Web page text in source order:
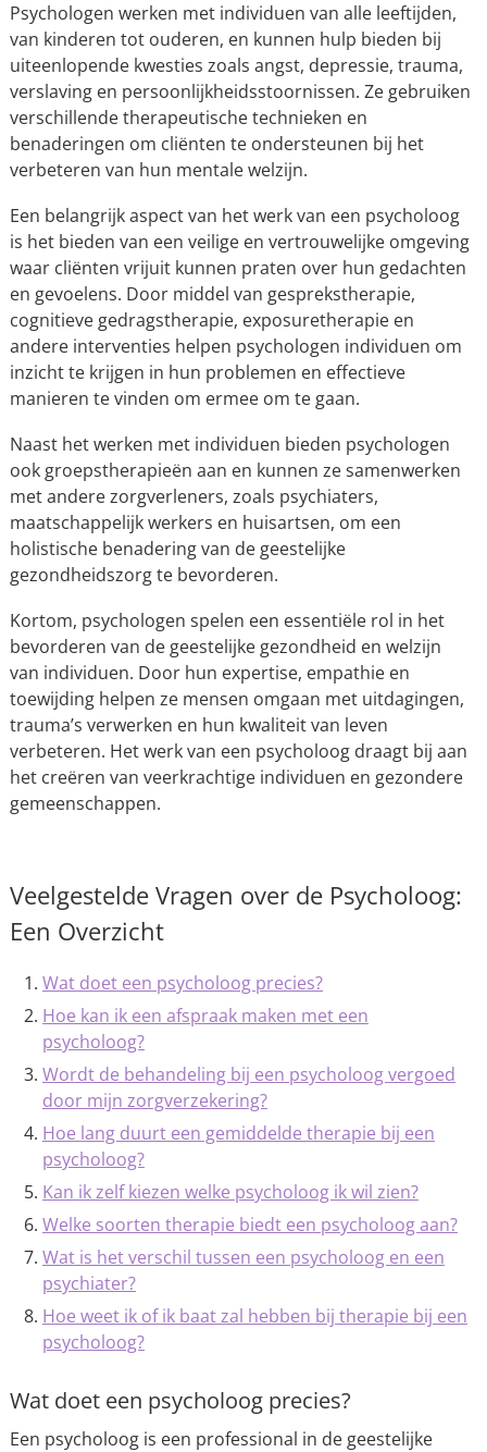
Psychologen werken met individuen van alle leeftijden,
van kinderen tot ouderen, en kunnen hulp bieden bij
uiteenlopende kwesties zoals angst, depressie, trauma,
verslaving en persoonlijkheidsstoornissen. Ze gebruiken
verschillende therapeutische technieken en
benaderingen om cliënten te ondersteunen bij het
verbeteren van hun mentale welzijn.
Een belangrijk aspect van het werk van een psycholoog
is het bieden van een veilige en vertrouwelijke omgeving
waar cliënten vrijuit kunnen praten over hun gedachten
en gevoelens. Door middel van gesprekstherapie,
cognitieve gedragstherapie, exposuretherapie en
andere interventies helpen psychologen individuen om
inzicht te krijgen in hun problemen en effectieve
manieren te vinden om ermee om te gaan.
Naast het werken met individuen bieden psychologen
ook groepstherapieën aan en kunnen ze samenwerken
met andere zorgverleners, zoals psychiaters,
maatschappelijk werkers en huisartsen, om een
holistische benadering van de geestelijke
gezondheidszorg te bevorderen.
Kortom, psychologen spelen een essentiële rol in het
bevorderen van de geestelijke gezondheid en welzijn
van individuen. Door hun expertise, empathie en
toewijding helpen ze mensen omgaan met uitdagingen,
trauma’s verwerken en hun kwaliteit van leven
verbeteren. Het werk van een psycholoog draagt bij aan
het creëren van veerkrachtige individuen en gezondere
gemeenschappen.
Veelgestelde Vragen over de Psycholoog:
Een Overzicht
Wat doet een psycholoog precies?
Hoe kan ik een afspraak maken met een
psycholoog?
Wordt de behandeling bij een psycholoog vergoed
door mijn zorgverzekering?
Hoe lang duurt een gemiddelde therapie bij een
psycholoog?
Kan ik zelf kiezen welke psycholoog ik wil zien?
Welke soorten therapie biedt een psycholoog aan?
Wat is het verschil tussen een psycholoog en een
psychiater?
Hoe weet ik of ik baat zal hebben bij therapie bij een
psycholoog?
Wat doet een psycholoog precies?
Een psycholoog is een professional in de geestelijke